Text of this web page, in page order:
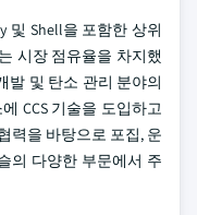
및 Shell을 포함한 상위
시장 점유율을 차지했
발 및 탄소 관리 분야의
CCS 기술을 도입하고
력을 바탕으로 포집, 운
의 다양한 부문에서 주